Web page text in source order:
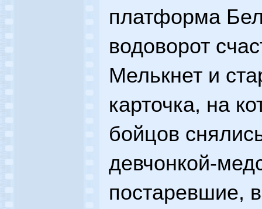
платформа
водоворот
Мелькнет и
карточка, на
бойцов
девчонкой-
постаревшие,